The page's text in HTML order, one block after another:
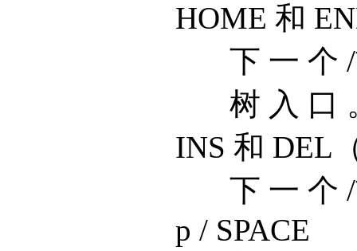
HOME 和
下 一 个
树 入 口
INS 和 DEL
下 一 个
p / SPACE